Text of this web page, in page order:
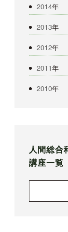
2014年
2013年
2012年
2011年
2010年
人間総
講座一覧